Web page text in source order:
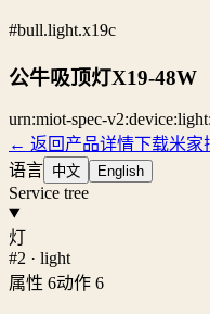
#bull.light.x19c
公牛吸顶灯X19-48W
urn:miot-spec-
← 返回产品详情下载米家
语言 中文 English
Service tree
灯
#2 · light
属性 6动作 6